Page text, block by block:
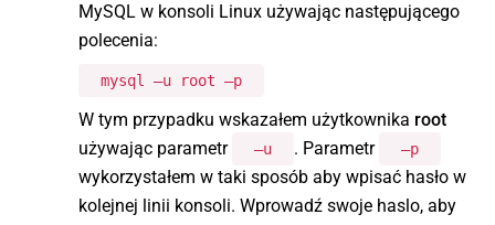
MySQL w konsoli Linux używając następującego
polecenia:
mysql –u root –p
W tym przypadku wskazałem użytkownika root
używając parametr
–u . Parametr –p
wykorzystałem w taki sposób aby wpisać hasło w
kolejnej linii konsoli. Wprowadź swoje haslo, aby